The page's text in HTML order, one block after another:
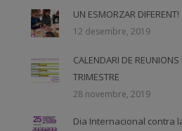
UN ESMORZAR DIFERENT!
12 desembre, 2019
CALENDARI DE
TRIMESTRE
28 novembre, 2019
Dia Internacional contra